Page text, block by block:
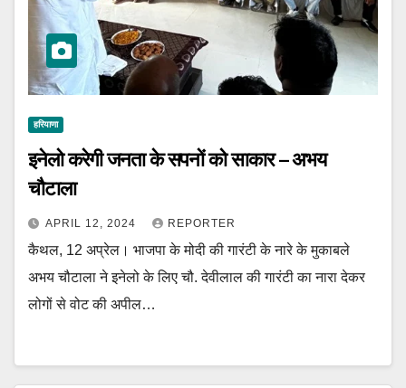
हरियाणा
इनेलो करेगी जनता के सपनों को साकार – अभय
चौटाला
APRIL 12, 2024 REPORTER
कैथल, 12 अप्रेल। भाजपा के मोदी की गारंटी के नारे के मुकाबले
अभय चौटाला ने इनेलो के लिए चौ. देवीलाल की गारंटी का नारा देकर
लोगों से वोट की अपील…